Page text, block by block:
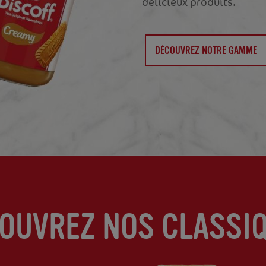
DÉCOUVREZ NOTRE GAMME
NOS